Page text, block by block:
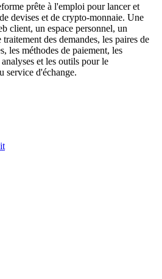
prête à l'emploi pour lancer et
devises et de crypto-monnaie. Une
client, un espace personnel, un
des demandes, les paires de
les méthodes de paiement, les
et les outils pour le
service d'échange.